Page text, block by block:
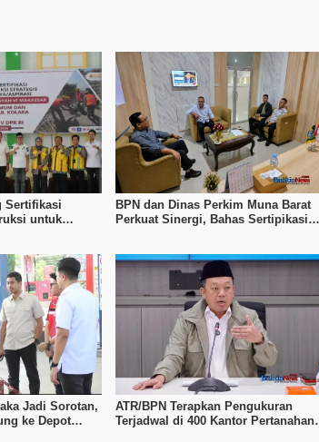
Sertifikasi
untuk
BPN dan Dinas Perkim Muna Barat
Perkuat Sinergi, Bahas Sertipikasi
Jadi Sorotan,
ke Depot
ATR/BPN Terapkan Pengukuran
Terjadwal di 400 Kantor Pertanahan,